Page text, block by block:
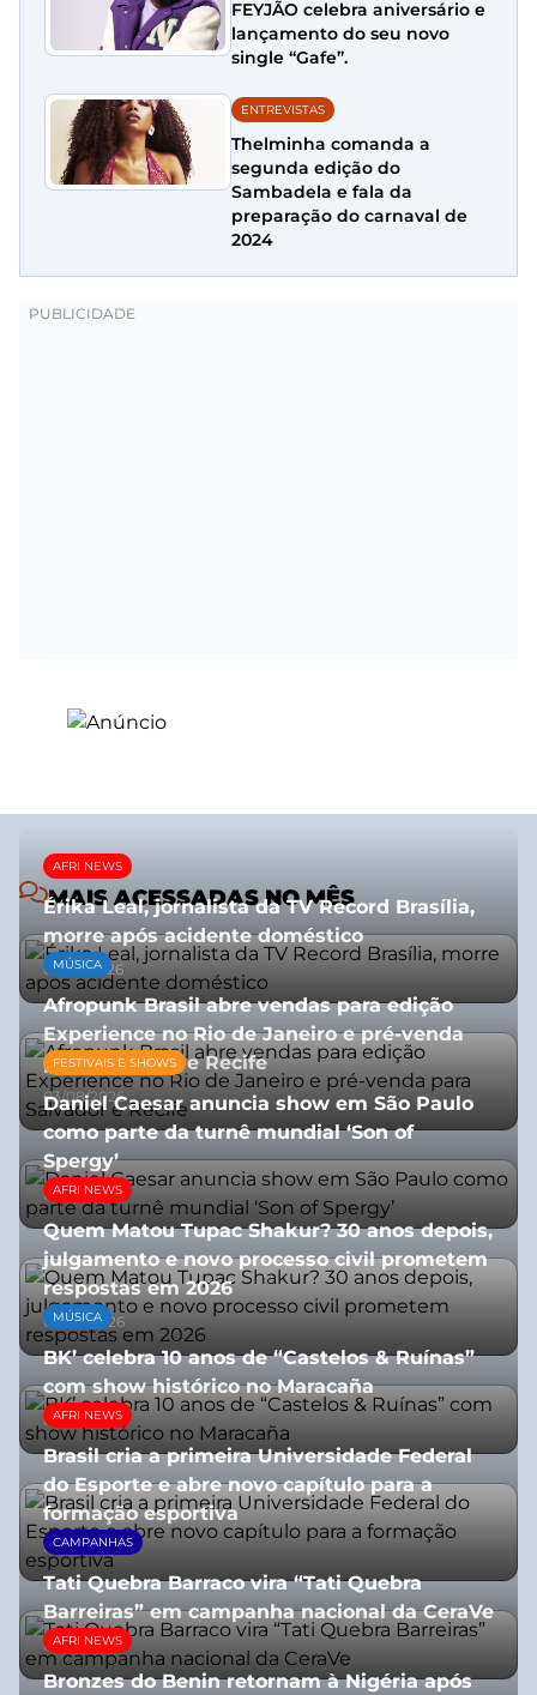
FEYJÃO celebra aniversário e
lançamento do seu novo
single “Gafe”.
ENTREVISTAS
Thelminha comanda a
segunda edição do
Sambadela e fala da
preparação do carnaval de
2024
MAIS ACESSADAS NO MÊS
AFRI NEWS
Érika Leal, jornalista da TV Record Brasília,
morre após acidente doméstico
08/07/2026
MÚSICA
Afropunk Brasil abre vendas para edição
Experience no Rio de Janeiro e pré-venda
para Salvador e Recife
03/08/2026
FESTIVAIS E SHOWS
Daniel Caesar anuncia show em São Paulo
como parte da turnê mundial ‘Son of
Spergy’
05/08/2026
AFRI NEWS
Quem Matou Tupac Shakur? 30 anos depois,
julgamento e novo processo civil prometem
respostas em 2026
05/08/2026
MÚSICA
BK’ celebra 10 anos de “Castelos & Ruínas”
com show histórico no Maracaña
06/08/2026
AFRI NEWS
Brasil cria a primeira Universidade Federal
do Esporte e abre novo capítulo para a
formação esportiva
08/07/2026
CAMPANHAS
Tati Quebra Barraco vira “Tati Quebra
Barreiras” em campanha nacional da CeraVe
08/07/2026
AFRI NEWS
Bronzes do Benin retornam à Nigéria após